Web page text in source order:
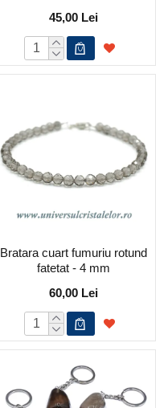
45,00 Lei
Bratara cuart fumuriu rotund
fatetat - 4 mm
60,00 Lei